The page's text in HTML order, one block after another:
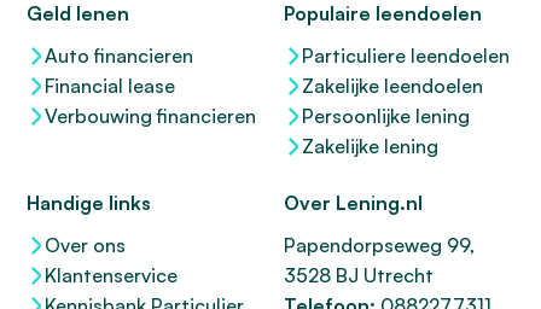
Geld lenen
Auto financieren
Financial lease
Verbouwing financieren
Populaire leendoelen
Particuliere leendoelen
Zakelijke leendoelen
Persoonlijke lening
Zakelijke lening
Handige links
Over ons
Klantenservice
Over Lening.nl
Papendorpseweg 99,
3528 BJ Utrecht